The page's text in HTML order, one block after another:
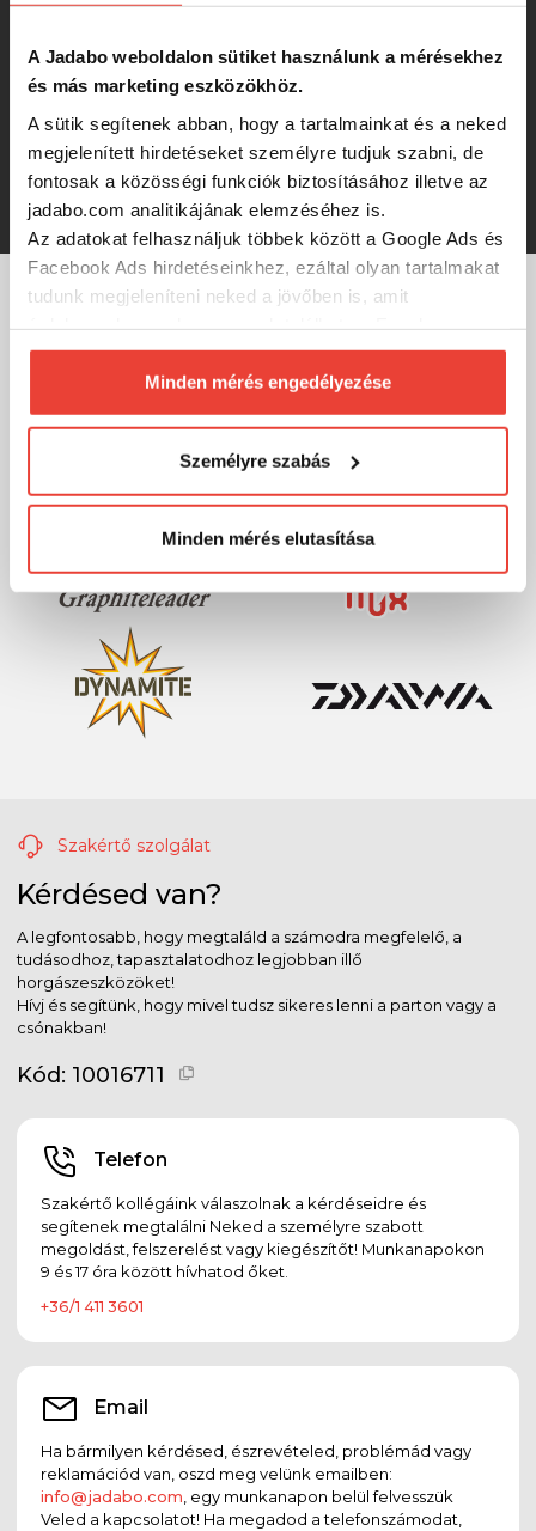
A Jadabo weboldalon sütiket használunk a mérésekhez
és más marketing eszközökhöz.
A sütik segítenek abban, hogy a tartalmainkat és a neked
megjelenített hirdetéseket személyre tudjuk szabni, de
fontosak a közösségi funkciók biztosításához illetve az
jadabo.com analitikájának elemzéséhez is.
Az adatokat felhasználjuk többek között a Google Ads és
Facebook Ads hirdetéseinkhez, ezáltal olyan tartalmakat
tudunk megjeleníteni neked a jövőben is, amit
biztosításához arra kérünk, hogy engedd meg
számunkra minden mérés használatát.
Természetesensoha semmilyen formában nem fogunk
megváltoztathatod a döntésed ezzel kapcsolatban.
Előre is köszönjük!
Minden mérés engedélyezése
Személyre szabás
Minden mérés elutasítása
Trabucco Hydrus XSC Master Net
4004, teleszkópos száknyél
RRP: 24 850 Ft
24 850 Ft
MÁRKÁINK
Szakértő szolgálat
Kérdésed van?
A legfontosabb, hogy megtaláld a számodra megfelelő, a
tudásodhoz, tapasztalatodhoz legjobban illő
horgászeszközöket!
Hívj és segítünk, hogy mivel tudsz sikeres lenni a parton vagy a
csónakban!
Kód: 10016711
Telefon
Szakértő kollégáink válaszolnak a kérdéseidre és
segítenek megtalálni Neked a személyre szabott
megoldást, felszerelést vagy kiegészítőt! Munkanapokon
9 és 17 óra között hívhatod őket.
+36/1 411 3601
Email
Ha bármilyen kérdésed, észrevételed, problémád vagy
reklamációd van, oszd meg velünk emailben:
info@jadabo.com , egy munkanapon belül felvesszük
Veled a kapcsolatot! Ha megadod a telefonszámodat,